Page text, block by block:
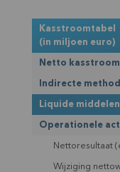
Kasstroomtabel
(in miljoen euro)
Netto kasstroom
Indirecte
Liquide
Operationele
Nettoresultaat
Wijziging